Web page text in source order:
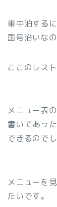
車中泊する
国号沿いな
ここのレス
メニュー表
書いてあっ
できるのでし
メニューを
たいです。